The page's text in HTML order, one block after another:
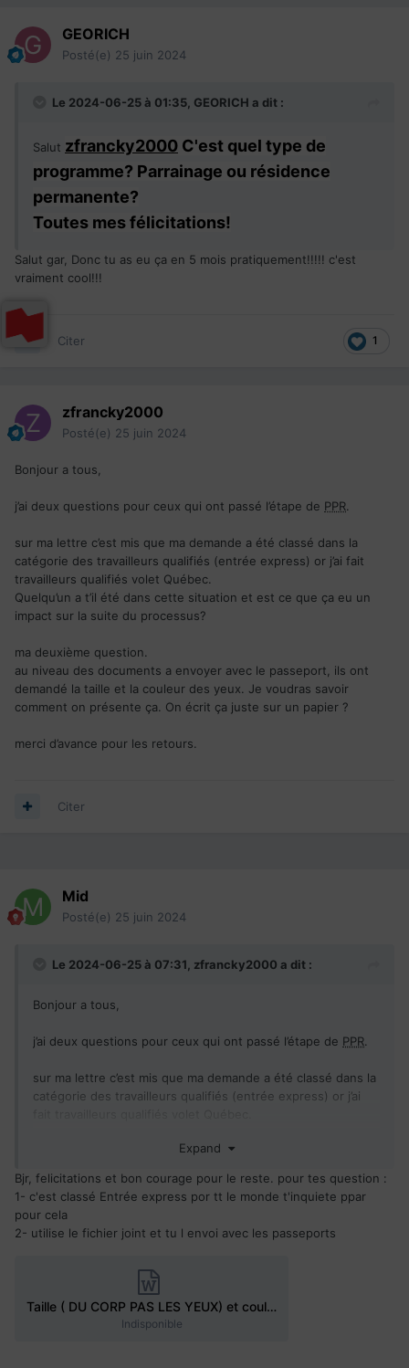
GEORICH
Posté(e) 25 juin 2024
Le 2024-06-25 à 01:35, GEORICH a dit :
Salut zfrancky2000 C'est quel type de
programme? Parrainage ou résidence
permanente?
Toutes mes félicitations!
Salut gar, Donc tu as eu ça en 5 mois pratiquement!!!!! c'est
vraiment cool!!!
1
Citer
zfrancky2000
Posté(e) 25 juin 2024
Bonjour a tous,
j’ai deux questions pour ceux qui ont passé l’étape de PPR.
sur ma lettre c’est mis que ma demande a été classé dans la
catégorie des travailleurs qualifiés (entrée express) or j’ai fait
travailleurs qualifiés volet Québec.
Quelqu’un a t’il été dans cette situation et est ce que ça eu un
impact sur la suite du processus?
ma deuxième question.
au niveau des documents a envoyer avec le passeport, ils ont
demandé la taille et la couleur des yeux. Je voudras savoir
comment on présente ça. On écrit ça juste sur un papier ?
merci d’avance pour les retours.
Citer
Mid
Posté(e) 25 juin 2024
Le 2024-06-25 à 07:31, zfrancky2000 a dit :
Bonjour a tous,
j’ai deux questions pour ceux qui ont passé l’étape de PPR
sur ma lettre c’est mis que ma demande a été classé dans la
catégorie des travailleurs qualifiés (entrée express) or j’ai
un impact sur la suite du processus?
ma deuxième question.
au niveau des documents a envoyer avec le passeport, ils
ont demandé la taille et la couleur des yeux. Je voudras
savoir comment on présente ça. On écrit ça juste sur un
merci d’avance pour les retours.
Expand
Bjr, felicitations et bon courage pour le reste. pour tes question :
1- c'est classé Entrée express por tt le monde t'inquiete ppar
pour cela
2- utilise le fichier joint et tu l envoi avec les passeports
Taille ( DU CORP PAS LES YEUX) et couleur des yeux.docx
Indisponible